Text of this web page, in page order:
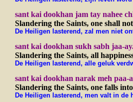
sant kai dookhan jam tay nahee
Slandering the Saints, one shall
De Heiligen lasterend, zal men niet
sant kai dookhan sukh sabh jaa-
Slandering the Saints, all
De Heiligen lasterend, alle geluk
sant kai dookhan narak meh paa-
Slandering the Saints, one falls
De Heiligen lasterend, men valt in de